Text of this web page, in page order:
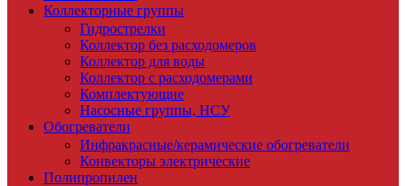
Коллекторные группы
Гидрострелки
Коллектор без расходомеров
Коллектор для воды
Коллектор с расходомерами
Комплектующие
Насосные группы, НСУ
Обогреватели
Инфракрасные/керамические обогреватели
Конвекторы электрические
Полипропилен